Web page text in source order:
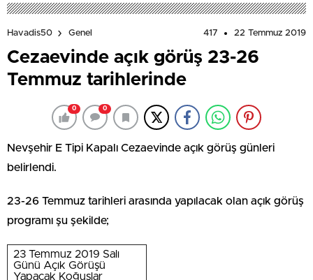
Havadis50 Genel 417 22 Temmuz 2019
Cezaevinde açık görüş 23-26
Temmuz tarihlerinde
0 0
Nevşehir E Tipi Kapalı Cezaevinde açık görüş günleri
belirlendi.
23-26 Temmuz tarihleri arasında yapılacak olan açık görüş
programı şu şekilde;
23 Temmuz 2019 Salı
Günü Açık Görüşü
Yapacak Koğuşlar